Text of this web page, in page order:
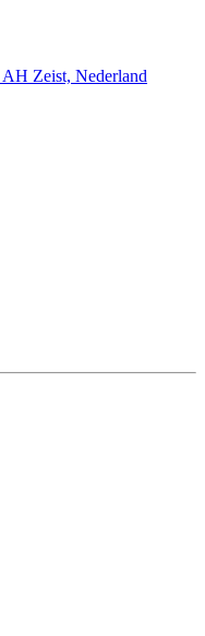
Zeist, Nederland